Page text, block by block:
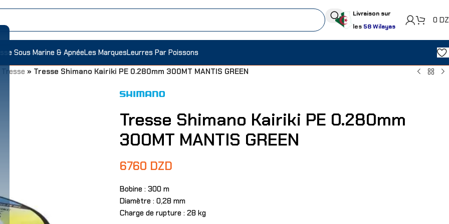
Livraison sur
les 58 Wilayas
0
Sous Marine & ApnéeLes MarquesLeurres Par Poissons
Tresse » Tresse Shimano Kairiki PE 0.280mm 300MT MANTIS GREEN
Tresse Shimano Kairiki PE 0.280mm
300MT MANTIS GREEN
6760 DZD
Bobine : 300 m
Diamètre : 0,28 mm
Charge de rupture : 28 kg